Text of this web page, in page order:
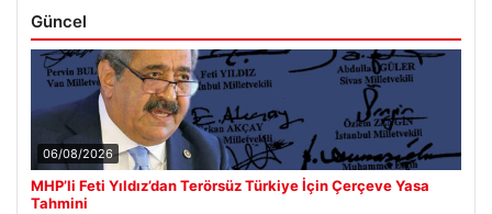
Güncel
06/08/2026
MHP’li Feti Yıldız’dan Terörsüz Türkiye İçin Çerçeve Yasa
Tahmini